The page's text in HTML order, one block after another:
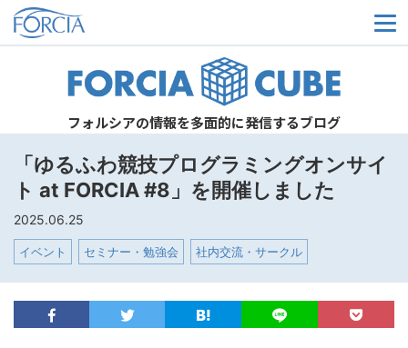
メ
フォルシアの情報を多面的に発信するブログ
「ゆるふわ競技プログラミングオンサイ
ト at FORCIA #8」を開催しました
2025.06.25
イベント セミナー・勉強会 社内交流・サークル